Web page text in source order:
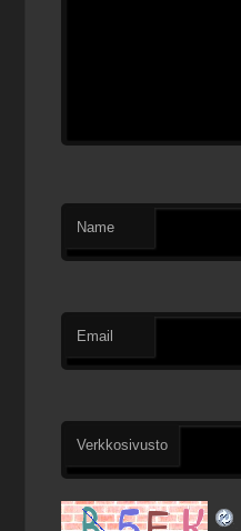
Name
Email
Verkkosivusto